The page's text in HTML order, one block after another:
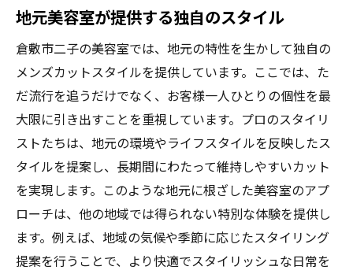
倉敷市で体験できる最新のスタイリング技
術
美容室選びのポイントを押さえて理想のスタイ
ルを手に入れる
自分に合った美容室を見つけるためのチェ
ックポイント
スタイリストの経験と技術力を見極める方
予約前に確認すべき美容室のサービス内容
倉敷市で評判の高い美容室の選び方
地元美容室が提供する独自のスタイル
倉敷市二子の美容室では、地元の特性を生かして独自の
メンズカットスタイルを提供しています。ここでは、た
だ流行を追うだけでなく、お客様一人ひとりの個性を最
大限に引き出すことを重視しています。プロのスタイリ
ストたちは、地元の環境やライフスタイルを反映したス
タイルを提案し、長期間にわたって維持しやすいカット
を実現します。このような地元に根ざした美容室のアプ
ローチは、他の地域では得られない特別な体験を提供し
ます。例えば、地域の気候や季節に応じたスタイリング
提案を行うことで、より快適でスタイリッシュな日常を